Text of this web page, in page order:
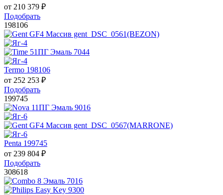
от 210 379 ₽
Подобрать
198106
Termo 198106
от 252 253 ₽
Подобрать
199745
Penta 199745
от 239 804 ₽
Подобрать
308618